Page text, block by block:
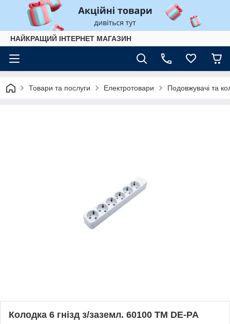
НАЙКРАЩИЙ ІНТЕРНЕТ МАГАЗИН
Товари та послуги Електротовари Подовжувачі та
Колодка 6 гнізд з/заземл. 60100 ТМ DE-PA